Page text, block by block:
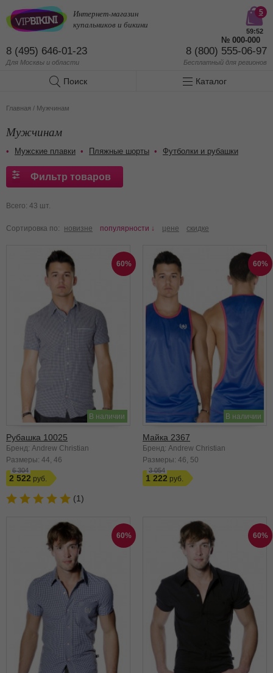
Интернет-магазин
купальников и бикини
8 (495) 646-01-23
Для Москвы и области
8 (800) 555-06-97
Бесплатный для регионов
5
59:51
№ 000-000
Поиск Каталог
Главная / Мужчинам
Мужчинам
Мужские плавки Пляжные шорты Футболки и рубашки
Фильтр товаров
Всего: 43 шт.
Сортировка по: новизне популярности ↓ цене скидке
60%
В наличии
Рубашка 10025
Бренд: Andrew Christian
Размеры: 44 46
6 304
2 522
(1)
60%
В наличии
Майка 2367
Бренд: Andrew Christian
Размеры: 46 50
3 054
1 222
60% 60%